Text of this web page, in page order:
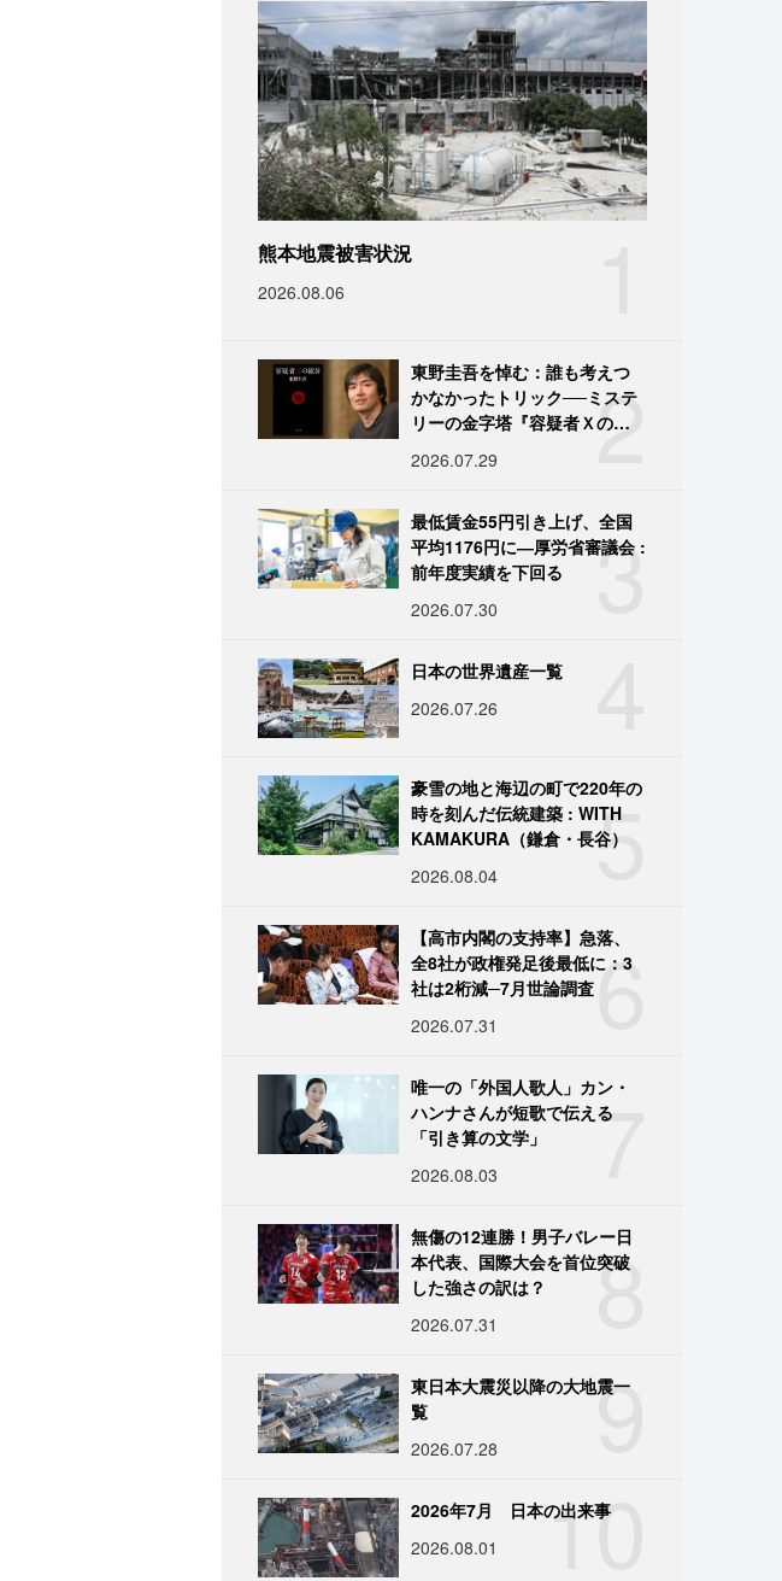
熊本地震被害状況
2026.08.06
2
東野圭吾を悼む：誰も考えつ
かなかったトリック──ミステ
リーの金字塔『容疑者Ｘの献
2026.07.29
3
最低賃金55円引き上げ、全国
平均1176円に―厚労省審議会 :
前年度実績を下回る
2026.07.30
日本の世界遺産一覧
2026.07.26
5
豪雪の地と海辺の町で220年の
時を刻んだ伝統建築 : WITH
KAMAKURA（鎌倉・長谷）
2026.08.04
6
【高市内閣の支持率】急落、
全8社が政権発足後最低に：3
社は2桁減─7月世論調査
2026.07.31
7
唯一の「外国人歌人」カン・
ハンナさんが短歌で伝える
「引き算の文学」
2026.08.03
8
無傷の12連勝！男子バレー日
本代表、国際大会を首位突破
した強さの訳は？
2026.07.31
9
東日本大震災以降の大地震一
覧
2026.07.28
10
2026年7月 日本の出来事
2026.08.01